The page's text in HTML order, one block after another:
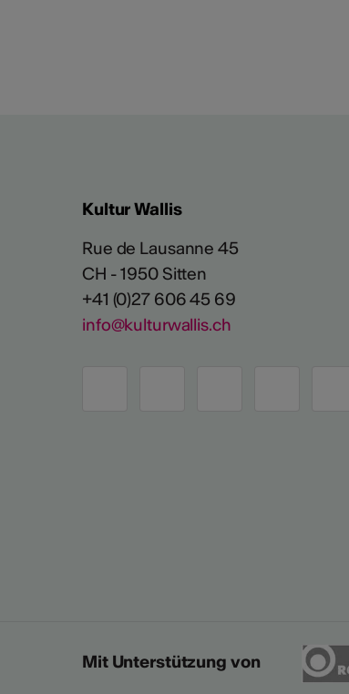
Kultur Wallis
Rue de Lausanne 45
CH - 1950 Sitten
+41 (0)27 606 45 69
info@kulturwallis.ch
Mit Unterstützung von